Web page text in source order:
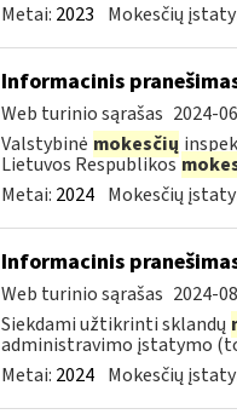
Metai: 2023 Mokesčių
Informacinis
Web turinio sąrašas 2024-
Valstybinė mokesčių
Lietuvos Respublikos
Metai: 2024 Mokesčių
Informacinis
Web turinio sąrašas 2024-
Siekdami užtikrinti sklandų
administravimo įstatymo
Metai: 2024 Mokesčių